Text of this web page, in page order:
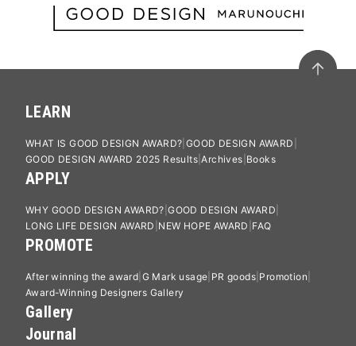
LEARN
WHAT IS GOOD DESIGN AWARD? GOOD DESIGN AWARD
GOOD DESIGN AWARD 2025 Results Archives Books
APPLY
WHY GOOD DESIGN AWARD? GOOD DESIGN AWARD
LONG LIFE DESIGN AWARD NEW HOPE AWARD FAQ
PROMOTE
After winning the award G Mark usage PR goods Promotion
Award-Winning Designers Gallery
Gallery
Journal